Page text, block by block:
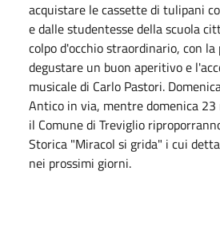
acquistare le cassette di tulipani
e dalle studentesse della scuola
colpo d'occhio straordinario, con
degustare un buon aperitivo e
musicale di Carlo Pastori.
Antico in via, mentre domenica 23
il Comune di Treviglio
Storica "Miracol si grida" i cui
nei prossimi giorni.